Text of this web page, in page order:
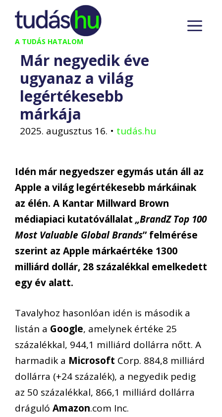
Kilépés
tartalomba
A TUDÁS HATALOM
Már negyedik éve
ugyanaz a világ
legértékesebb
márkája
2025. augusztus 16. • tudás.hu
Idén már negyedszer egymás után áll az
Apple a világ legértékesebb márkáinak
az élén. A Kantar Millward Brown
médiapiaci kutatóvállalat „BrandZ Top 100
Most Valuable Global Brands” felmérése
szerint az Apple márkaértéke 1300
milliárd dollár, 28 százalékkal emelkedett
egy év alatt.
Tavalyhoz hasonlóan idén is második a
listán a Google, amelynek értéke 25
százalékkal, 944,1 milliárd dollárra nőtt. A
harmadik a Microsoft Corp. 884,8 milliárd
dollárra (+24 százalék), a negyedik pedig
az 50 százalékkal, 866,1 milliárd dollárra
dráguló Amazon.com Inc.